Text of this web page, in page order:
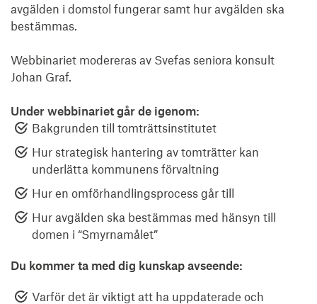
avgälden i domstol fungerar samt hur avgälden ska
bestämmas.
Webbinariet modereras av Svefas seniora konsult
Johan Graf.
Under webbinariet går de igenom:
Bakgrunden till tomträttsinstitutet
Hur strategisk hantering av tomträtter kan
underlätta kommunens förvaltning
Hur en omförhandlingsprocess går till
Hur avgälden ska bestämmas med hänsyn till
domen i “Smyrnamålet”
Du kommer ta med dig kunskap avseende:
Varför det är viktigt att ha uppdaterade och